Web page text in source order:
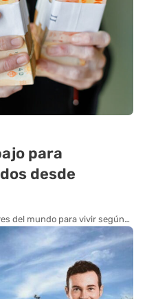
para
desde
del mundo para vivir según…